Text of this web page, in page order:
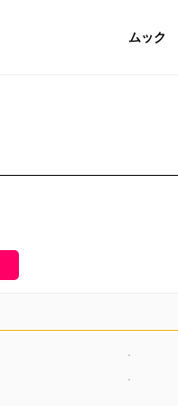
ムック